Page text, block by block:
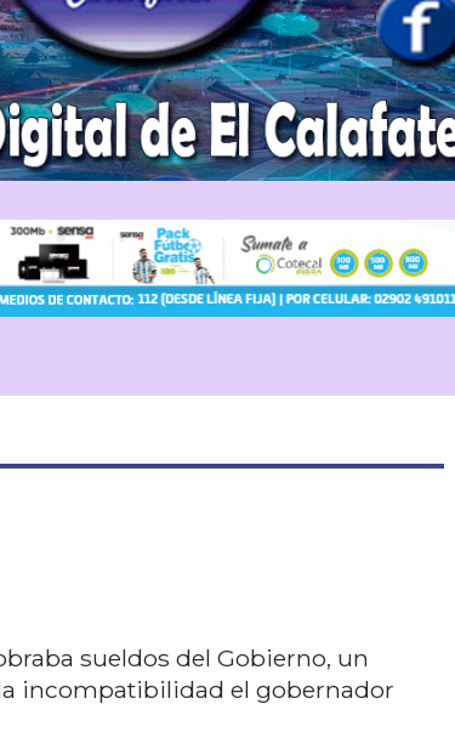
sueldos del Gobierno, un
incompatibilidad el gobernador